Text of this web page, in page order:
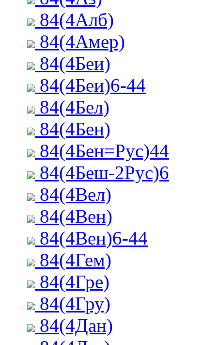
84(4Алб)
84(4Амер)
84(4Беи)
84(4Беи)6-44
84(4Бел)
84(4Бен)
84(4Бен=Рус)44
84(4Беш-2Рус)6
84(4Вел)
84(4Вен)
84(4Вен)6-44
84(4Гем)
84(4Гре)
84(4Гру)
84(4Дан)